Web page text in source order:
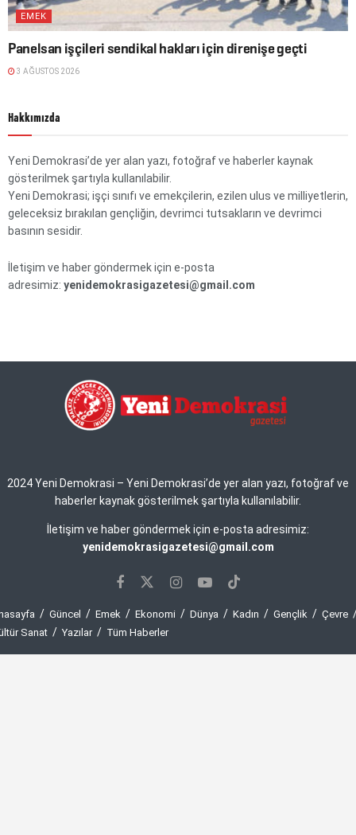
EMEK
Panelsan işçileri sendikal hakları için direnişe geçti
3 AĞUSTOS 2026
Hakkımızda
Yeni Demokrasi’de yer alan yazı, fotoğraf ve haberler kaynak
gösterilmek şartıyla kullanılabilir.
Yeni Demokrasi; işçi sınıfı ve emekçilerin, ezilen ulus ve milliyetlerin,
geleceksiz bırakılan gençliğin, devrimci tutsakların ve devrimci
basının sesidir.
İletişim ve haber göndermek için e-posta
adresimiz: yenidemokrasigazetesi@gmail.com
2024 Yeni Demokrasi – Yeni Demokrasi’de yer alan yazı, fotoğraf ve
haberler kaynak gösterilmek şartıyla kullanılabilir.
İletişim ve haber göndermek için e-posta adresimiz:
yenidemokrasigazetesi@gmail.com
Güncel Emek Ekonomi Dünya Kadın Gençlik
Çevre
Sanat
Yazılar Tüm Haberler